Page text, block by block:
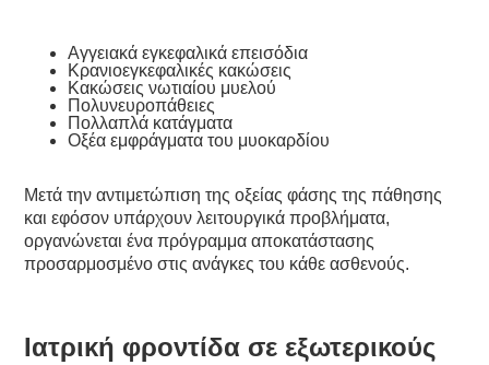
Αγγειακά εγκεφαλικά επεισόδια
Κρανιοεγκεφαλικές κακώσεις
Κακώσεις νωτιαίου μυελού
Πολυνευροπάθειες
Πολλαπλά κατάγματα
Οξέα εμφράγματα του μυοκαρδίου
Μετά την αντιμετώπιση της οξείας φάσης της πάθησης
και εφόσον υπάρχουν λειτουργικά προβλήματα,
οργανώνεται ένα πρόγραμμα αποκατάστασης
προσαρμοσμένο στις ανάγκες του κάθε ασθενούς.
Ιατρική φροντίδα σε εξωτερικούς